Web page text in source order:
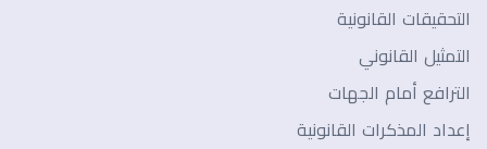
التحقيقات القانونية
التمثيل القانوني
الترافع أمام الجهات
إعداد المذكرات القانونية